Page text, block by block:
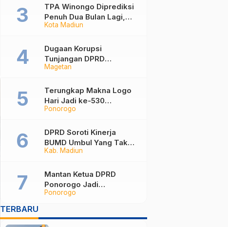
Epidemiologi
Kota Madiun
TPA Winongo Diprediksi
Penuh Dua Bulan Lagi,
Ketua DPRD Kota Madiun
Penanganan Sampah
Magetan
Dugaan Korupsi
Tunjangan DPRD
Ponorogo Jadi Alarm,
Perkuat Tata Kelola
Administrasi
Ponorogo
Terungkap Makna Logo
Hari Jadi ke-530
Ponorogo, Angka 530
Sekar Kinanthi
Kab. Madiun
DPRD Soroti Kinerja
BUMD Umbul Yang Tak
Maksimal, Dinilai Belum
Ponorogo
Mantan Ketua DPRD
Ponorogo Jadi
Tersangka, Punya Harta
Rp1,4 Miliar
TERBARU